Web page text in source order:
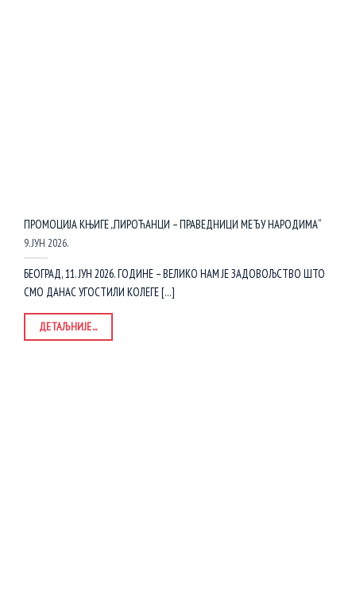
ПРОМОЦИЈА КЊИГЕ „ПИРОЋАНЦИ – ПРАВЕДНИЦИ МЕЂУ НАРОДИМА“
9. ЈУН 2026.
БЕОГРАД, 11. ЈУН 2026. ГОДИНЕ – ВЕЛИКО НАМ ЈЕ ЗАДОВОЉСТВО ШТО
СМО ДАНАС УГОСТИЛИ КОЛЕГЕ [...]
ДЕТАЉНИЈЕ...